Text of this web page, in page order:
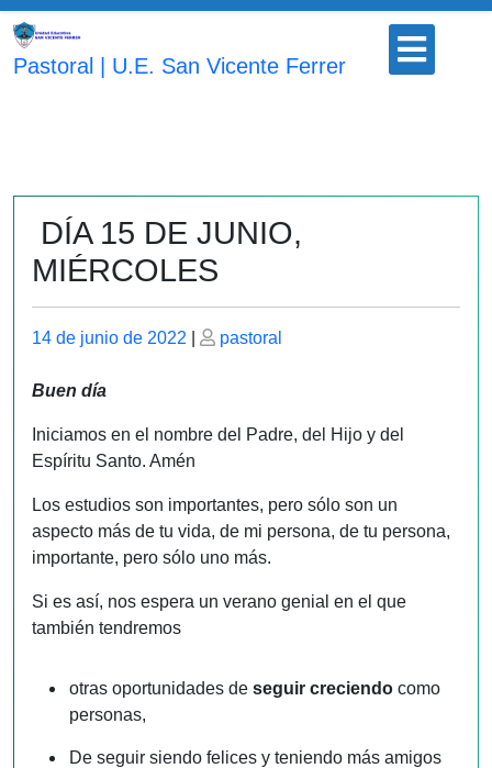
Saltar
contenido
Pastoral | U.E. San Vicente Ferrer
Botón
abrir
DÍA 15 DE JUNIO,
MIÉRCOLES
Publicado
14 de junio de 2022
Publicado
pastoral
Buen día
Iniciamos en el nombre del Padre, del Hijo y del
Espíritu Santo. Amén
Los estudios son importantes, pero sólo son un
aspecto más de tu vida, de mi persona, de tu persona,
importante, pero sólo uno más.
Si es así, nos espera un verano genial en el que
también tendremos
otras oportunidades de seguir creciendo como
personas,
De seguir siendo felices y teniendo más amigos